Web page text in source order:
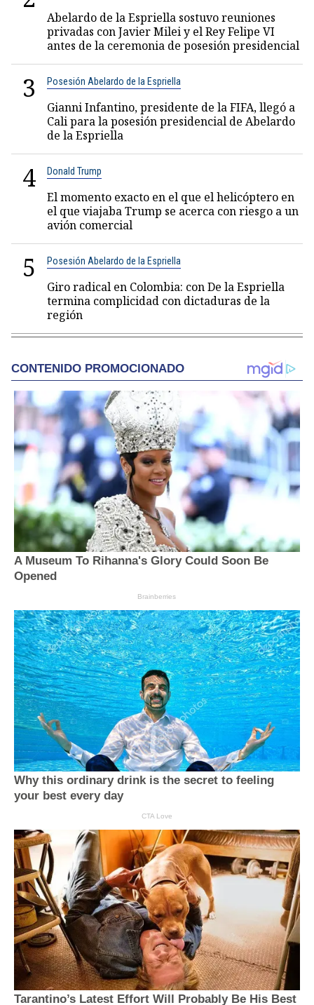
Abelardo de la Espriella sostuvo reuniones
privadas con Javier Milei y el Rey Felipe VI
antes de la ceremonia de posesión presidencial
3 Posesión Abelardo de la Espriella
Gianni Infantino, presidente de la FIFA, llegó a
Cali para la posesión presidencial de Abelardo
de la Espriella
4 Donald Trump
El momento exacto en el que el helicóptero en
el que viajaba Trump se acerca con riesgo a un
avión comercial
5 Posesión Abelardo de la Espriella
Giro radical en Colombia: con De la Espriella
termina complicidad con dictaduras de la
región